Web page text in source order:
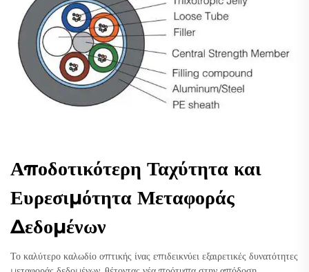
Αποδοτικότερη Ταχύτητα και
Ευρεσιμότητα Μεταφοράς
Δεδομένων
Το καλύτερο καλωδίο οπτικής ίνας επιδεικνύει εξαιρετικές δυνατότητες